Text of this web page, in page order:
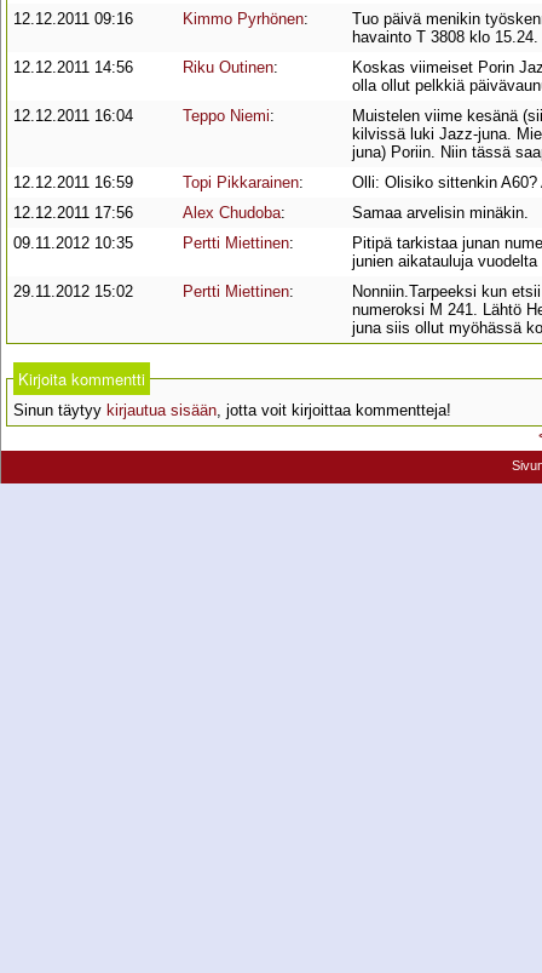
12.12.2011 09:16
Kimmo Pyrhönen:
Tuo päivä menikin
havainto T 3808 klo 15.24.
12.12.2011 14:56
Riku Outinen:
Koskas viimeiset Porin
olla ollut pelkkiä
12.12.2011 16:04
Teppo Niemi:
Muistelen viime kesänä
kilvissä luki Jazz-juna.
juna) Poriin. Niin tässä
12.12.2011 16:59
Topi Pikkarainen:
Olli: Olisiko sittenkin
12.12.2011 17:56
Alex Chudoba:
Samaa arvelisin minäkin.
09.11.2012 10:35
Pertti Miettinen:
Pitipä tarkistaa junan
junien aikatauluja
29.11.2012 15:02
Pertti Miettinen:
Nonniin.Tarpeeksi kun
numeroksi M 241. Lähtö
juna siis ollut myöhässä
Kirjoita kommentti
Sinun täytyy kirjautua sisään, jotta voit kirjoittaa kommentteja!